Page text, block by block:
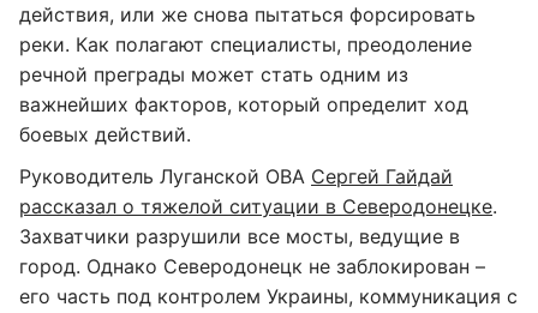
действия, или же снова пытаться форсировать
реки. Как полагают специалисты, преодоление
речной преграды может стать одним из
важнейших факторов, который определит ход
боевых действий.
Руководитель Луганской ОВА Сергей Гайдай
рассказал о тяжелой ситуации в Северодонецке.
Захватчики разрушили все мосты, ведущие в
город. Однако Северодонецк не заблокирован –
его часть под контролем Украины, коммуникация с